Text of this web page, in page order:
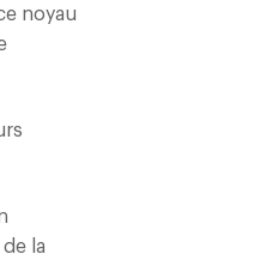
noyau
la